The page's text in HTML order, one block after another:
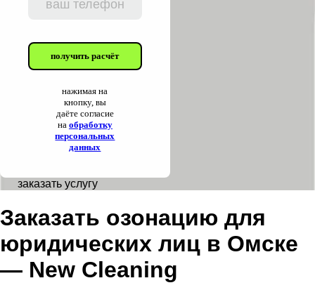
получить расчёт
нажимая на
кнопку, вы
даёте согласие
на обработку
персональных
данных
заказать услугу
Заказать озонацию для
юридических лиц в Омске
— New Cleaning